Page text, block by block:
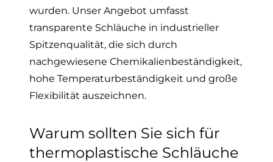
wurden. Unser Angebot umfasst
transparente Schläuche in industrieller
Spitzenqualität, die sich durch
nachgewiesene Chemikalienbeständigkeit,
hohe Temperaturbeständigkeit und große
Flexibilität auszeichnen.
Warum sollten Sie sich für
thermoplastische Schläuche